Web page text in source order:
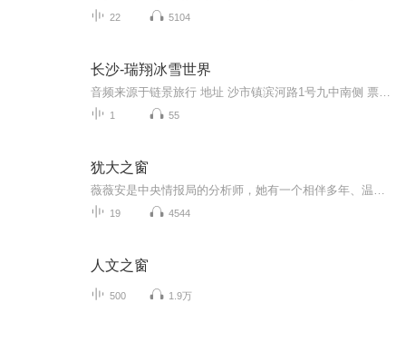
22 5104
长沙-瑞翔冰雪世界
1 55
犹大之窗
19 4544
人文之窗
500 1.9万